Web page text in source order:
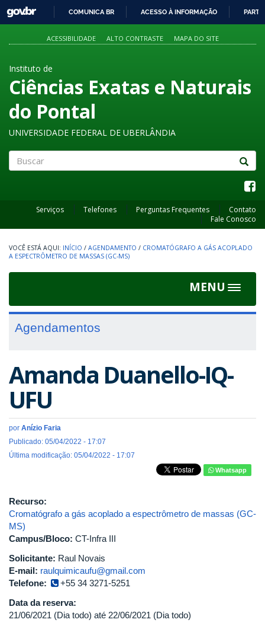
PARA
O
GOVBR
COMUNICA BR ACESSO À INFORMAÇÃO
ACESSIBILIDADE ALTO CONTRASTE MAPA DO SITE
Instituto de
Ciências Exatas e Naturais
do Pontal
UNIVERSIDADE FEDERAL DE UBERLÂNDIA
Serviços Telefones Perguntas Frequentes
Contato
Fale Conosco
INÍCIO / AGENDAMENTO / CROMATÓGRAFO A GÁS ACOPLADO
A ESPECTRÔMETRO DE MASSAS (GC-MS)
MENU
Toggle
Agendamentos
Amanda Duanello-IQ-
UFU
por Anízio Faria
Publicado: 05/04/2022 - 17:07
Última modificação: 05/04/2022 - 17:07
Whatsapp
Recurso:
Cromatógrafo a gás acoplado a espectrômetro de massas (GC-
MS)
Campus/Bloco: CT-Infra III
Solicitante: Raul Novais
E-mail: raulquimicaufu@gmail.com
Telefone:
+55 34 3271-5251
Data da reserva:
21/06/2021 (Dia todo) até 22/06/2021 (Dia todo)